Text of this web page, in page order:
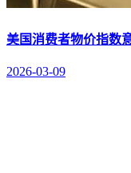
美国消费者物价指数
2026-03-09